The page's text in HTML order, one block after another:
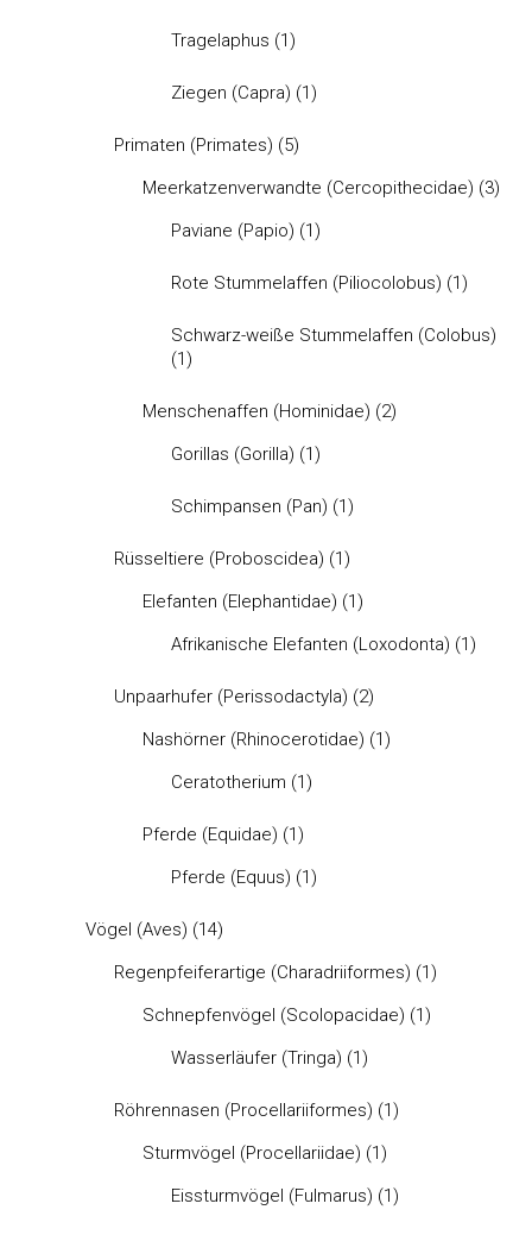
Tragelaphus (1)
Ziegen (Capra) (1)
Primaten (Primates) (5)
Meerkatzenverwandte (Cercopithecidae) (3)
Paviane (Papio) (1)
Rote Stummelaffen (Piliocolobus) (1)
Schwarz-weiße Stummelaffen (Colobus)
(1)
Menschenaffen (Hominidae) (2)
Gorillas (Gorilla) (1)
Schimpansen (Pan) (1)
Rüsseltiere (Proboscidea) (1)
Elefanten (Elephantidae) (1)
Afrikanische Elefanten (Loxodonta) (1)
Unpaarhufer (Perissodactyla) (2)
Nashörner (Rhinocerotidae) (1)
Ceratotherium (1)
Pferde (Equidae) (1)
Pferde (Equus) (1)
Vögel (Aves) (14)
Regenpfeiferartige (Charadriiformes) (1)
Schnepfenvögel (Scolopacidae) (1)
Wasserläufer (Tringa) (1)
Röhrennasen (Procellariiformes) (1)
Sturmvögel (Procellariidae) (1)
Eissturmvögel (Fulmarus) (1)